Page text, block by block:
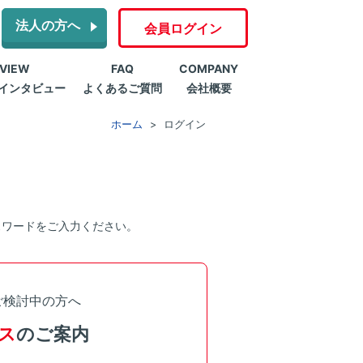
法人の方へ 会員ログイン
ンタビュー
FAQ
よくあるご質問
COMPANY
会社概要
ホーム ログイン
ードをご入力ください。
討中の方へ
のご案内